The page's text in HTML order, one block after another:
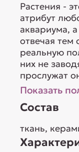
Растения -
атрибут
аквариума,
отвечая тем
реальную
них не
прослужат
Показать
Состав
ткань,